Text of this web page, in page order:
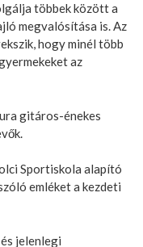
többek között a
megvalósítása is. Az
hogy minél több
az
gitáros-énekes
Sportiskola alapító
emléket a kezdeti
jelenlegi